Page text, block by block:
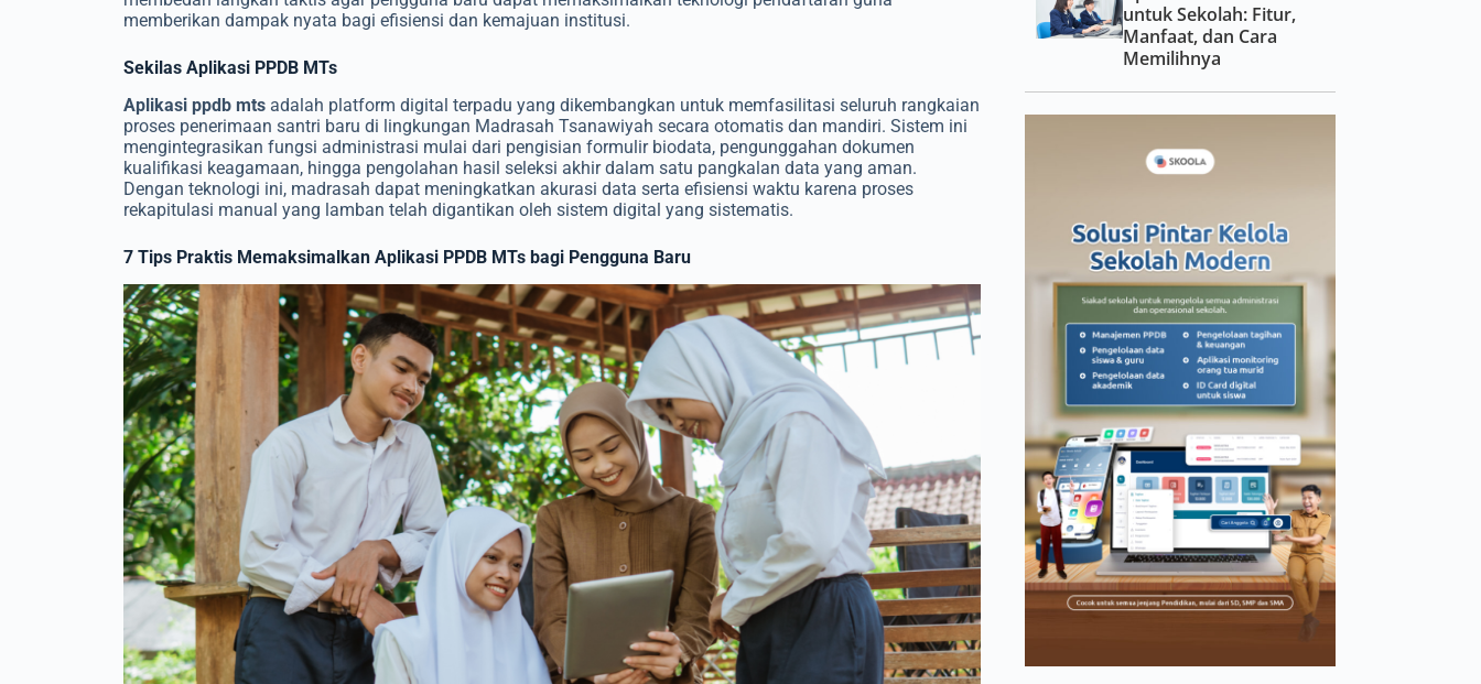
memberikan dampak nyata bagi efisiensi dan kemajuan institusi.
Sekilas Aplikasi PPDB MTs
Aplikasi ppdb mts adalah platform digital terpadu yang dikembangkan untuk memfasilitasi seluruh rangkaian
proses penerimaan santri baru di lingkungan Madrasah Tsanawiyah secara otomatis dan mandiri. Sistem ini
mengintegrasikan fungsi administrasi mulai dari pengisian formulir biodata, pengunggahan dokumen
kualifikasi keagamaan, hingga pengolahan hasil seleksi akhir dalam satu pangkalan data yang aman.
Dengan teknologi ini, madrasah dapat meningkatkan akurasi data serta efisiensi waktu karena proses
rekapitulasi manual yang lamban telah digantikan oleh sistem digital yang sistematis.
7 Tips Praktis Memaksimalkan Aplikasi PPDB MTs bagi Pengguna Baru
untuk Sekolah: Fitur,
Manfaat, dan Cara
Memilihnya